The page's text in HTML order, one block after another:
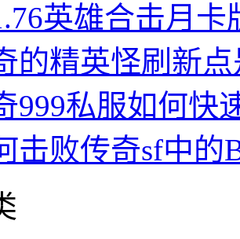
英雄合击月
的精英怪刷新
999私服如何快
击败传奇sf中的